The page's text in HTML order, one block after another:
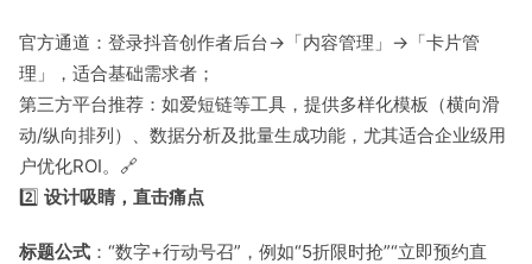
官方通道：登录抖音创作者后台→「内容管理」→「卡片管
理」，适合基础需求者；
第三方平台推荐：如爱短链等工具，提供多样化模板（横向滑
动/纵向排列）、数据分析及批量生成功能，尤其适合企业级用
户优化ROI。🔗
2️⃣ 设计吸睛，直击痛点
标题公式 ：“数字+行动号召”，例如“5折限时抢”“立即预约直